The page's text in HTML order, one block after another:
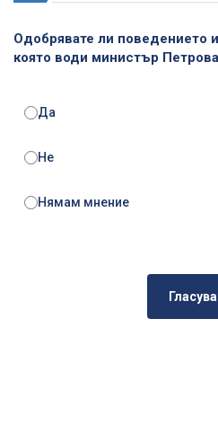
Одобрявате ли поведението
която води министър
Да
Не
Нямам мнение